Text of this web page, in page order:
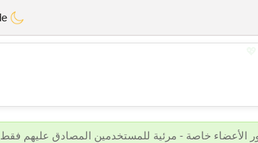
💕
الأعضاء خاصة - مرئية للمستخدمين المصادق عليهم فقط